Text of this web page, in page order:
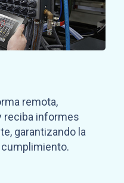
remota,
reciba informes
garantizando la